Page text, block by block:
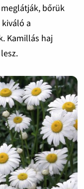
bőrük
a
Kamillás haj